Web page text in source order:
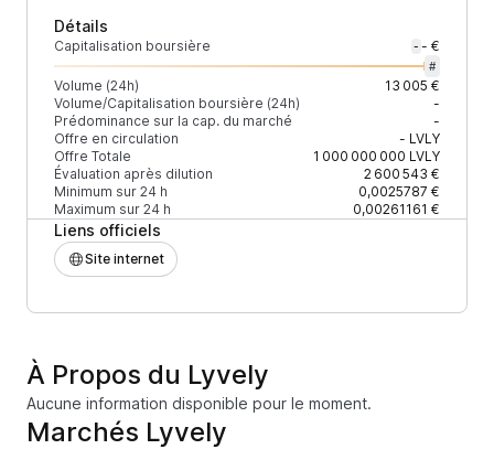
Détails
Capitalisation boursière - - €
#
Volume (24h)
13 005 €
Volume/Capitalisation boursière (24h)
-
Prédominance sur la cap. du marché
-
Offre en circulation
- LVLY
Offre Totale
1 000 000 000 LVLY
Évaluation après dilution
2 600 543 €
Minimum sur 24 h
0,0025787 €
Maximum sur 24 h
0,00261161 €
Liens officiels
Site internet
À Propos du Lyvely
Aucune information disponible pour le moment.
Marchés Lyvely